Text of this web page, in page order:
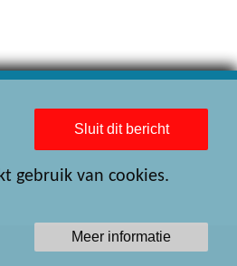
Sluit dit bericht
gebruik van cookies.
Meer informatie